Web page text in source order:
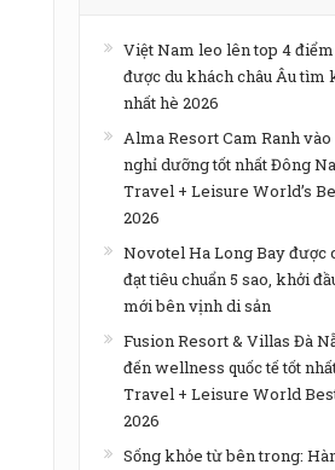
Việt Nam leo lên top 4 điểm
được du khách châu Âu tìm
nhất hè 2026
Alma Resort Cam Ranh vào
nghỉ dưỡng tốt nhất Đông
Travel + Leisure World’s
2026
Novotel Ha Long Bay được
đạt tiêu chuẩn 5 sao, khởi
mới bên vịnh di sản
Fusion Resort & Villas Đà
đến wellness quốc tế tốt
Travel + Leisure World
2026
Sống khỏe từ bên trong: